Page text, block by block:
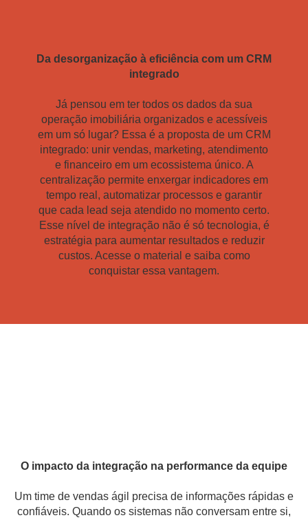
Da desorganização à eficiência com um CRM
integrado
Já pensou em ter todos os dados da sua
operação imobiliária organizados e acessíveis
em um só lugar? Essa é a proposta de um CRM
integrado: unir vendas, marketing, atendimento
e financeiro em um ecossistema único. A
centralização permite enxergar indicadores em
tempo real, automatizar processos e garantir
que cada lead seja atendido no momento certo.
Esse nível de integração não é só tecnologia, é
estratégia para aumentar resultados e reduzir
custos. Acesse o material e saiba como
conquistar essa vantagem.
O impacto da integração na performance da equipe
Um time de vendas ágil precisa de informações rápidas e
confiáveis. Quando os sistemas não conversam entre si,